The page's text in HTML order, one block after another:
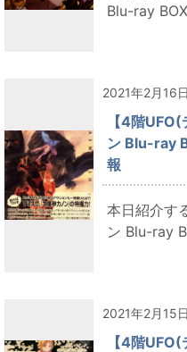
Blu-ray
2021年2月16日
【4階
ン Blu-ray
報
本日紹介す
ン Blu-ray
2021年2月15日
【4階